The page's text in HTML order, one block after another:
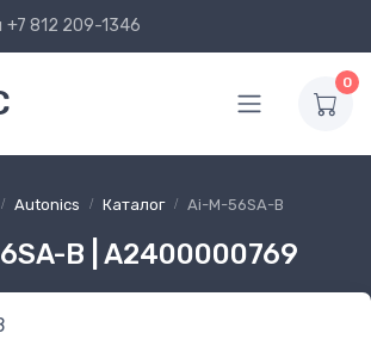
+7 812 209-1346
0
Autonics Каталог Ai-M-56SA-B
B | A2400000769